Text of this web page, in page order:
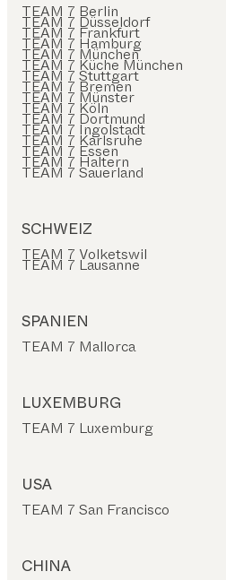
TEAM 7 Berlin
TEAM 7 Düsseldorf
TEAM 7 Frankfurt
TEAM 7 Hamburg
TEAM 7 München
TEAM 7 Küche München
TEAM 7 Stuttgart
TEAM 7 Bremen
TEAM 7 Münster
TEAM 7 Köln
TEAM 7 Dortmund
TEAM 7 Ingolstadt
TEAM 7 Karlsruhe
TEAM 7 Essen
TEAM 7 Haltern
TEAM 7 Sauerland
SCHWEIZ
TEAM 7 Volketswil
TEAM 7 Lausanne
SPANIEN
TEAM 7 Mallorca
LUXEMBURG
TEAM 7 Luxemburg
USA
TEAM 7 San Francisco
CHINA